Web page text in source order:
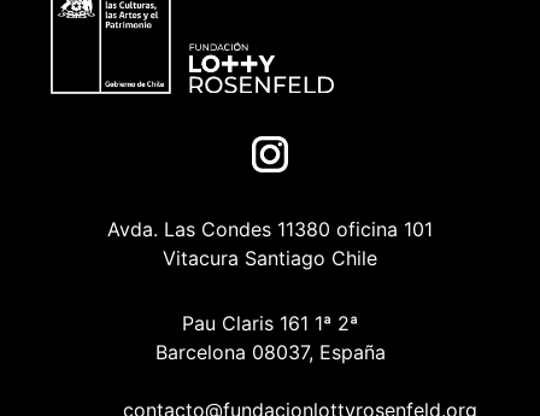
Avda. Las Condes 11380 oficina 101
Vitacura Santiago Chile
Pau Claris 161 1ª 2ª
Barcelona 08037, España
contacto@fundacionlottyrosenfeld.org